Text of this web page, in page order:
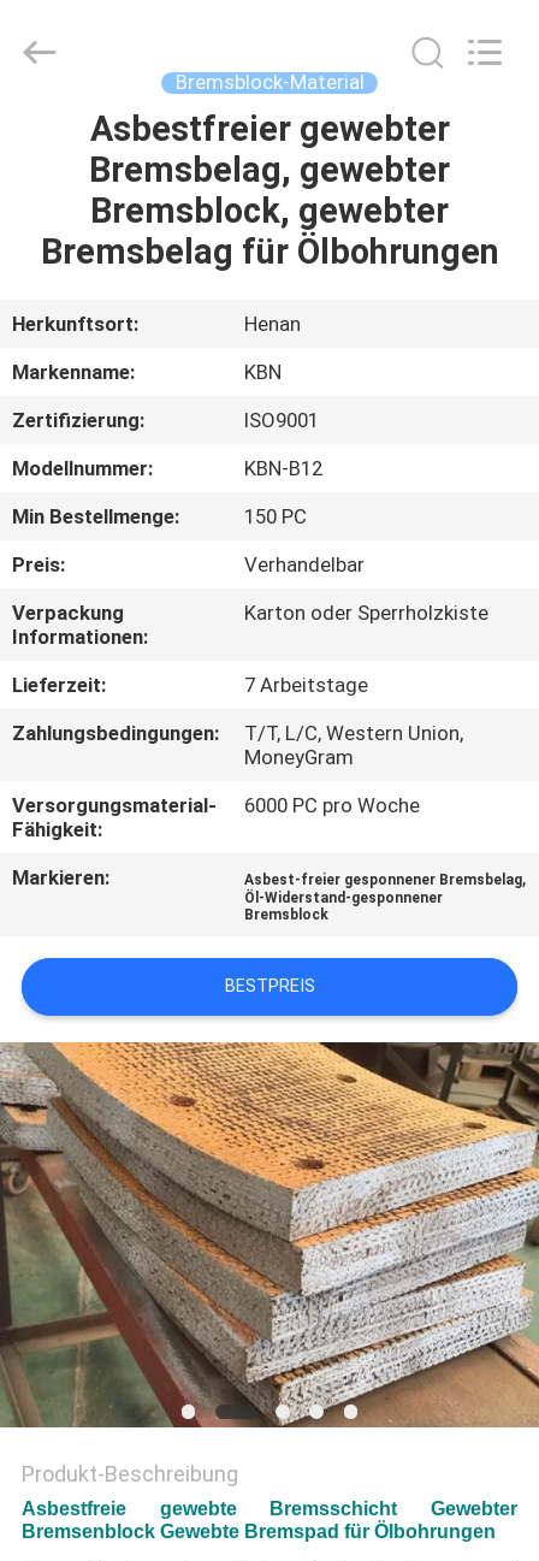
PRODUKTE
UNS
AUSFLUG
QUALITÄTSKONTROLLE
TRETEN
SIE
MIT
UNS
VERBINDUNG
FORDERN
ZITAT
SITEMAP
PRIVACY
POLICY
Bremsblock-Material
Asbestfreier gewebter
Bremsbelag, gewebter
Bremsblock, gewebter
Bremsbelag für Ölbohrungen
Herkunftsort:
Henan
Markenname:
KBN
Zertifizierung:
ISO9001
Modellnummer:
KBN-B12
Min Bestellmenge:
150 PC
Preis:
Verhandelbar
Verpackung
Informationen:
Karton oder Sperrholzkiste
Lieferzeit:
7 Arbeitstage
Zahlungsbedingungen:
T/T, L/C, Western Union,
MoneyGram
Versorgungsmaterial-
Fähigkeit:
6000 PC pro Woche
Markieren: Asbest-freier gesponnener Bremsbelag,
Öl-Widerstand-gesponnener
Bremsblock
BESTPREIS
Produkt-Beschreibung
Asbestfreie gewebte Bremsschicht Gewebter
Bremsenblock Gewebte Bremspad für Ölbohrungen